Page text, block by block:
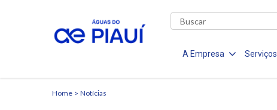
A Empresa Serviços
Home Notícias